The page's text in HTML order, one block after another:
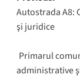
Autostrada A8:
şi juridice
Primarul
administrative